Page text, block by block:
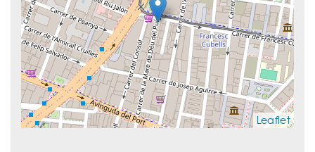
Leaflet